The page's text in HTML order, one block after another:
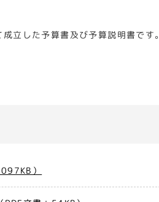
立した予算書及び予算説明書です。
）